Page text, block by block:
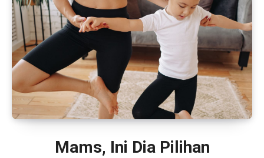
Mams, Ini Dia Pilihan